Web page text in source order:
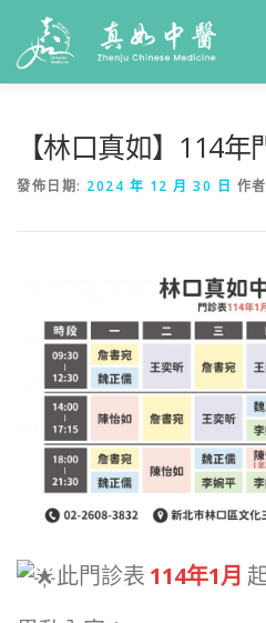
【林口真如】114
發佈日期: 2024 年 12 月 30 日 作
此門診表 114年1月